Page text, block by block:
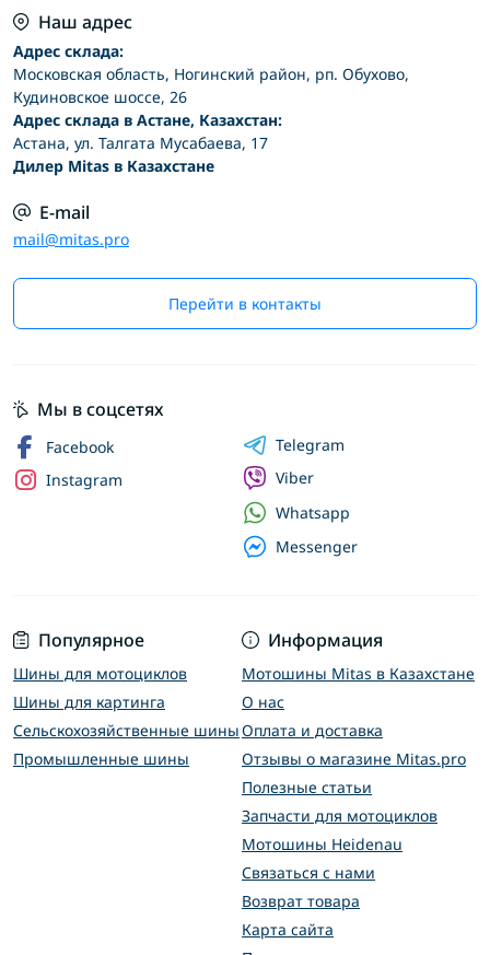
Наш адрес
Адрес склада:
Московская область, Ногинский район, рп. Обухово,
Кудиновское шоссе, 26
Адрес склада в Астане, Казахстан:
Астана, ул. Талгата Мусабаева, 17
Дилер Mitas в Казахстане
E-mail
mail@mitas.pro
Перейти в контакты
Популярное
Шины для мотоциклов
Шины для картинга
Сельскохозяйственные шины
Промышленные шины
Информация
Мотошины Mitas в Казахстане
О нас
Оплата и доставка
Отзывы о магазине Mitas.pro
Полезные статьи
Запчасти для мотоциклов
Мотошины Heidenau
Связаться с нами
Возврат товара
Карта сайта
Мы в соцсетях
Facebook
Instagram
Telegram
Viber
Whatsapp
Messenger